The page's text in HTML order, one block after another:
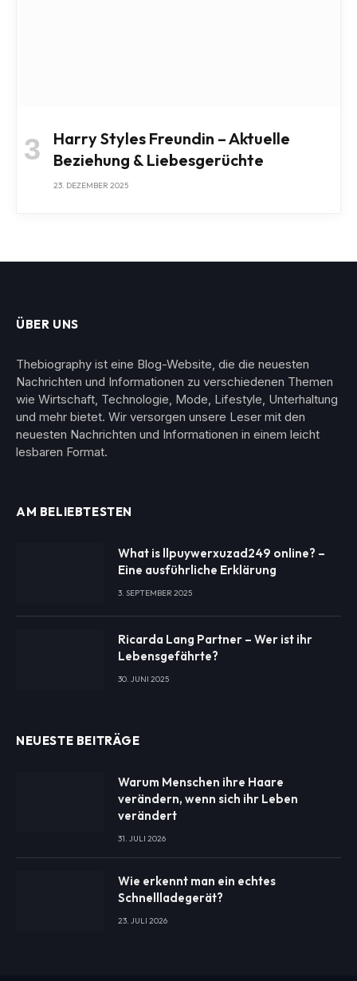
Harry Styles Freundin – Aktuelle
Beziehung & Liebesgerüchte
23. DEZEMBER 2025
ÜBER UNS
Thebiography ist eine Blog-Website, die die neuesten
Nachrichten und Informationen zu verschiedenen Themen
wie Wirtschaft, Technologie, Mode, Lifestyle, Unterhaltung
und mehr bietet. Wir versorgen unsere Leser mit den
neuesten Nachrichten und Informationen in einem leicht
lesbaren Format.
AM BELIEBTESTEN
What is llpuywerxuzad249 online? –
Eine ausführliche Erklärung
3. SEPTEMBER 2025
Ricarda Lang Partner – Wer ist ihr
Lebensgefährte?
30. JUNI 2025
NEUESTE BEITRÄGE
Warum Menschen ihre Haare
verändern, wenn sich ihr Leben
verändert
31. JULI 2026
Wie erkennt man ein echtes
Schnellladegerät?
23. JULI 2026